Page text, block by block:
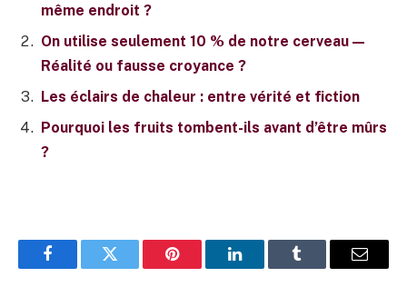
même endroit ?
On utilise seulement 10 % de notre cerveau —
Réalité ou fausse croyance ?
Les éclairs de chaleur : entre vérité et fiction
Pourquoi les fruits tombent-ils avant d’être mûrs
?
FacebookTwitter Pinterest LinkedInTumblr
E-